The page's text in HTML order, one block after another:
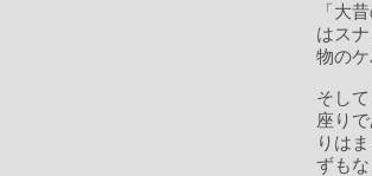
「大
はス
物のケ
そし
座り
りは
ずもな